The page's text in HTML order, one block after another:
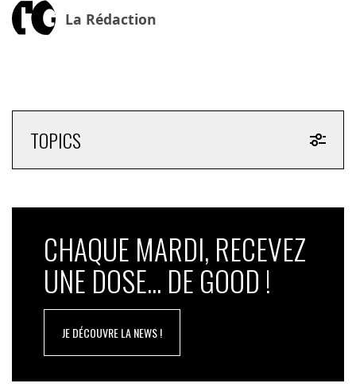
La Rédaction
TOPICS
CHAQUE MARDI, RECEVEZ
UNE DOSE... DE GOOD !
JE DÉCOUVRE LA NEWS !